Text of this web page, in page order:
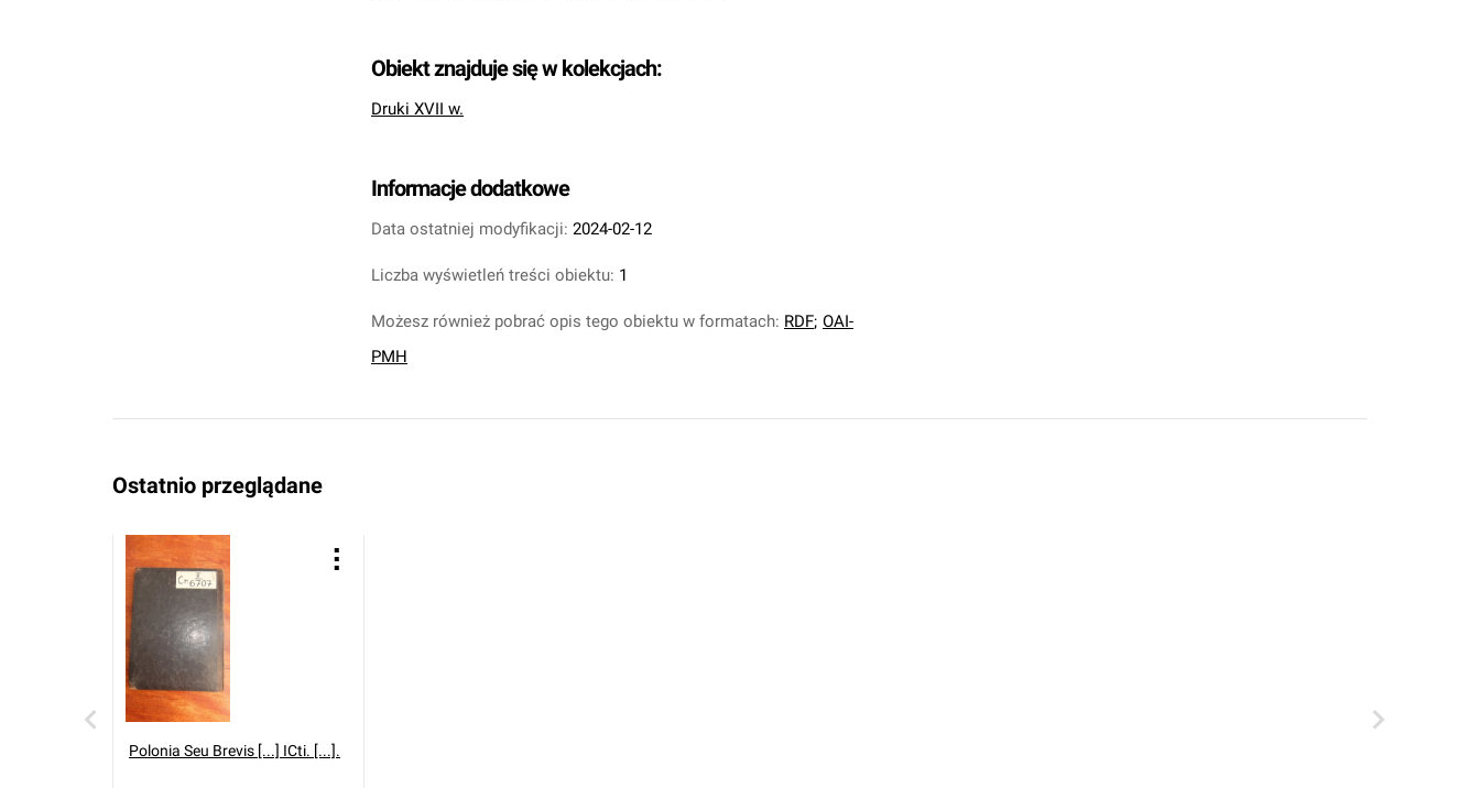
Obiekt znajduje się w kolekcjach:
Druki XVII w.
Informacje dodatkowe
Data ostatniej modyfikacji: 2024-02-12
Liczba wyświetleń treści obiektu: 1
Możesz również pobrać opis tego obiektu w formatach: RDF; OAI-
PMH
Ostatnio przeglądane
Polonia Seu Brevis [...] ICti. [...].